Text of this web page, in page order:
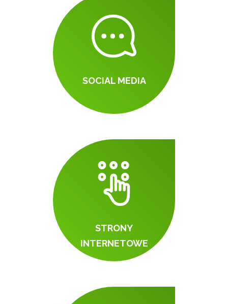
SOCIAL MEDIA
STRONY
INTERNETOWE